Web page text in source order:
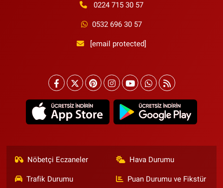
0224 715 30 57
0532 696 30 57
[email protected]
Nöbetçi Eczaneler Hava Durumu
Trafik Durumu Puan Durumu ve Fikstür